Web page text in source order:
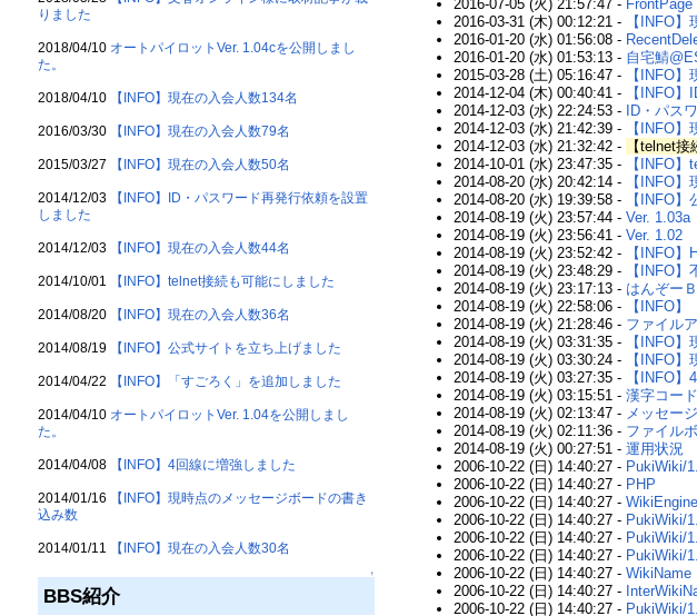
りました
2018/04/10 オートパイロットVer. 1.04cを公開しまし
た。
2018/04/10 【INFO】現在の入会人数134名
2016/03/30 【INFO】現在の入会人数79名
2015/03/27 【INFO】現在の入会人数50名
2014/12/03
【INFO】ID・パスワード再発行依頼を設置
しました
2014/12/03 【INFO】現在の入会人数44名
2014/10/01 【INFO】telnet接続も可能にしました
2014/08/20 【INFO】現在の入会人数36名
2014/08/19 【INFO】公式サイトを立ち上げました
2014/04/22 【INFO】「すごろく」を追加しました
2014/04/10 オートパイロットVer. 1.04を公開しまし
た。
2014/04/08 【INFO】4回線に増強しました
2014/01/16
【INFO】現時点のメッセージボードの書き
込み数
2014/01/11 【INFO】現在の入会人数30名
↑
BBS紹介
2016-07-05 (火) 21:57:47 - FrontPage
2016-03-31 (木) 00:12:21 -
【INFO
2016-01-20 (水) 01:56:08 -
2016-01-20 (水) 01:53:13 - 自宅鯖
2015-03-28 (土) 05:16:47 -
【INFO
2014-12-04 (木) 00:40:41 -
【INFO
2014-12-03 (水) 22:24:53 -
ID・パス
2014-12-03 (水) 21:42:39 -
【INFO
2014-12-03 (水) 21:32:42 -
【telnet
2014-10-01 (水) 23:47:35 -
【INFO
2014-08-20 (水) 20:42:14 -
【INFO
2014-08-20 (水) 19:39:58 -
【INFO
2014-08-19 (火) 23:57:44 -Ver. 1.03a
2014-08-19 (火) 23:56:41 -Ver. 1.02
2014-08-19 (火) 23:52:42 -
【INFO
2014-08-19 (火) 23:48:29 -
【INFO
2014-08-19 (火) 23:17:13 - はんぞー
2014-08-19 (火) 22:58:06 -
【INFO
2014-08-19 (火) 21:28:46 - ファイル
2014-08-19 (火) 03:31:35 -
【INFO
2014-08-19 (火) 03:30:24 -
【INFO
2014-08-19 (火) 03:27:35 -
【INFO
2014-08-19 (火) 03:15:51 -漢字コー
2014-08-19 (火) 02:13:47 - メッセー
2014-08-19 (火) 02:11:36 - ファイル
2014-08-19 (火) 00:27:51 -運用状況
2006-10-22 (日) 14:40:27 - PukiWiki/
2006-10-22 (日) 14:40:27 - PHP
2006-10-22 (日) 14:40:27 -
2006-10-22 (日) 14:40:27 - PukiWiki/
2006-10-22 (日) 14:40:27 - PukiWiki/
2006-10-22 (日) 14:40:27 - PukiWiki/
2006-10-22 (日) 14:40:27 -WikiName
2006-10-22 (日) 14:40:27 -
2006-10-22 (日) 14:40:27 - PukiWiki/